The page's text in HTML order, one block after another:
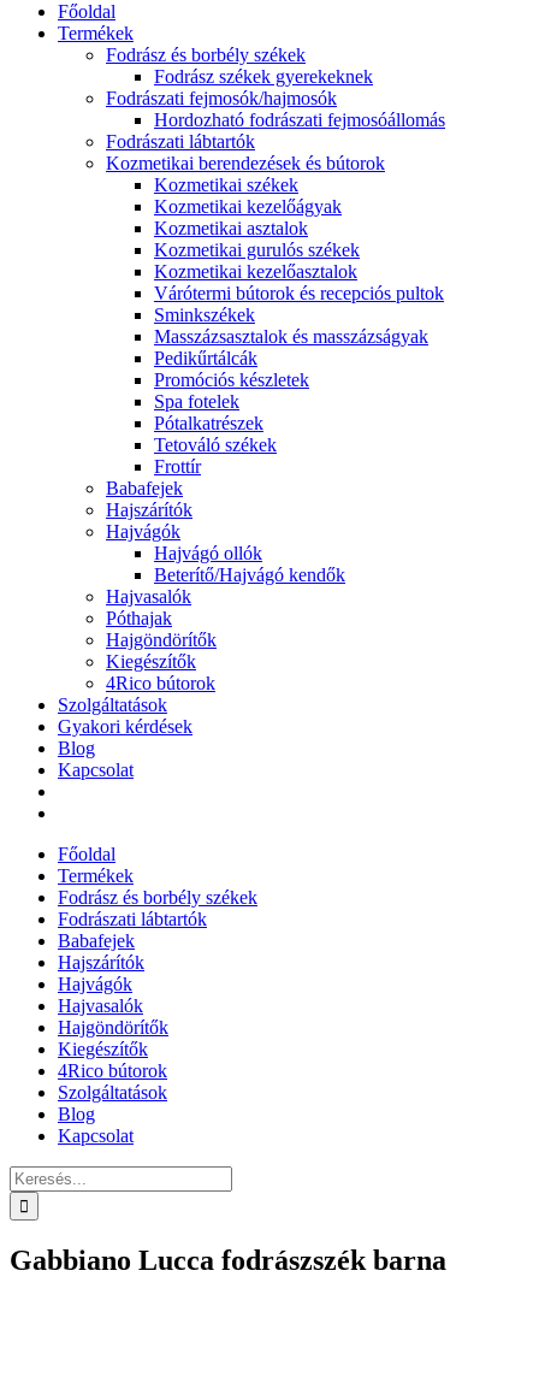
Főoldal
Termékek
Fodrász és borbély székek
Fodrász székek gyerekeknek
Fodrászati fejmosók/hajmosók
Hordozható fodrászati fejmosóállomás
Fodrászati lábtartók
Kozmetikai berendezések és bútorok
Kozmetikai székek
Kozmetikai kezelőágyak
Kozmetikai asztalok
Kozmetikai gurulós székek
Kozmetikai kezelőasztalok
Várótermi bútorok és recepciós pultok
Sminkszékek
Masszázsasztalok és masszázságyak
Pedikűrtálcák
Promóciós készletek
Spa fotelek
Pótalkatrészek
Tetováló székek
Frottír
Babafejek
Hajszárítók
Hajvágók
Hajvágó ollók
Beterítő/Hajvágó kendők
Hajvasalók
Póthajak
Hajgöndörítők
Kiegészítők
4Rico bútorok
Szolgáltatások
Gyakori kérdések
Blog
Kapcsolat
Főoldal
Termékek
Fodrász és borbély székek
Fodrászati lábtartók
Babafejek
Hajszárítók
Hajvágók
Hajvasalók
Hajgöndörítők
Kiegészítők
4Rico bútorok
Szolgáltatások
Blog
Kapcsolat
Keresés...
Gabbiano Lucca fodrászszék barna